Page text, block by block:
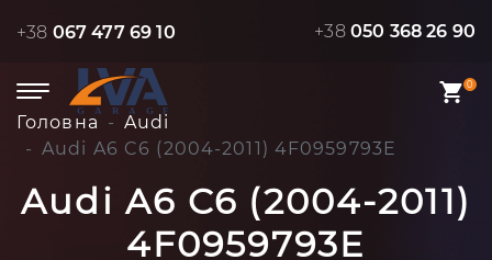
+38 067 477 69 10 +38 050 368 26 90
0
Головна
Audi
Audi A6 C6 (2004-2011) 4F0959793E
Audi A6 C6 (2004-2011)
4F0959793E